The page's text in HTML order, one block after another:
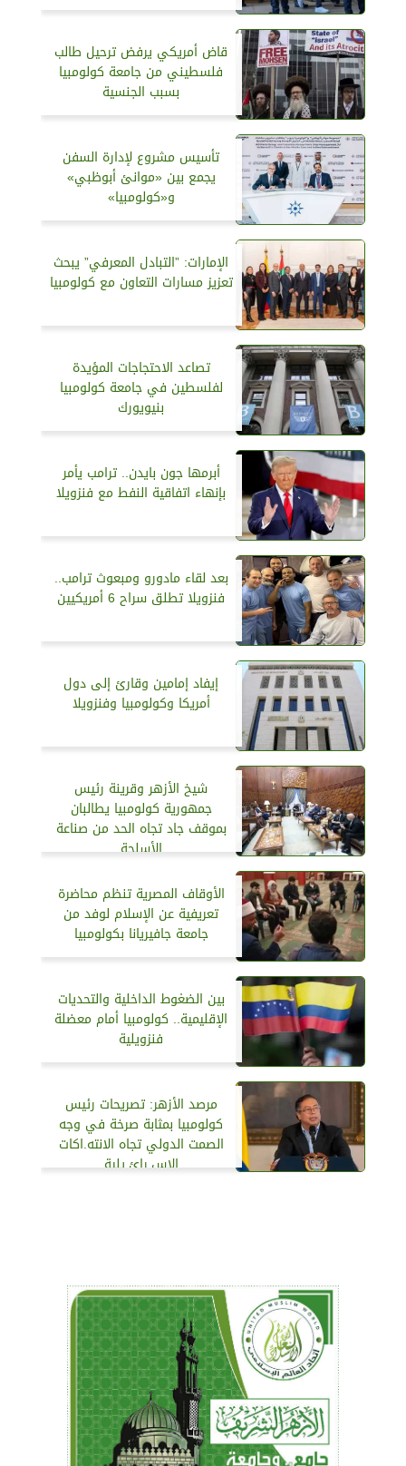
قاض أمريكي يرفض ترحيل طالب
فلسطيني من جامعة كولومبيا
بسبب الجنسية
تأسيس مشروع لإدارة السفن
يجمع بين «موانئ أبوظبي»
و«كولومبيا»
الإمارات: ”التبادل المعرفي” يبحث
تعزيز مسارات التعاون مع كولومبيا
تصاعد الاحتجاجات المؤيدة
لفلسطين في جامعة كولومبيا
بنيويورك
أبرمها جون بايدن.. ترامب يأمر
بإنهاء اتفاقية النفط مع فنزويلا
بعد لقاء مادورو ومبعوث ترامب..
فنزويلا تطلق سراح 6 أمريكيين
إيفاد إمامين وقارئ إلى دول
أمريكا وكولومبيا وفنزويلا
شيخ الأزهر وقرينة رئيس
جمهورية كولومبيا يطالبان
بموقف جاد تجاه الحد من صناعة
الأسلحة
الأوقاف المصرية تنظم محاضرة
تعريفية عن الإسلام لوفد من
جامعة جافيريانا بكولومبيا
بين الضغوط الداخلية والتحديات
الإقليمية.. كولومبيا أمام معضلة
فنزويلية
مرصد الأزهر: تصريحات رئيس
كولومبيا بمثابة صرخة في وجه
الصمت الدولي تجاه الانته.اكات
الإس.رائ.يلية